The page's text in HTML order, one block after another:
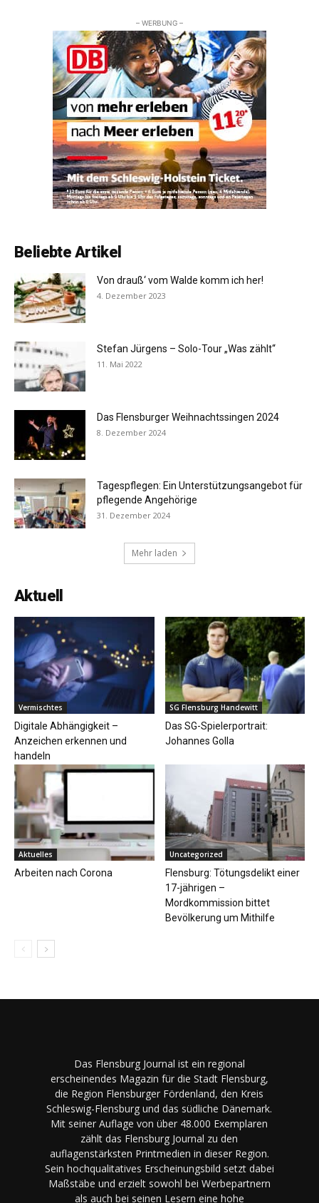
– WERBUNG –
Beliebte Artikel
Von drauß‘ vom Walde komm ich her!
4. Dezember 2023
Stefan Jürgens – Solo-Tour „Was zählt“
11. Mai 2022
Das Flensburger Weihnachtssingen 2024
8. Dezember 2024
Tagespflegen: Ein Unterstützungsangebot für
pflegende Angehörige
31. Dezember 2024
Mehr laden
Aktuell
Vermischtes
Digitale Abhängigkeit –
Anzeichen erkennen und
handeln
SG Flensburg Handewitt
Das SG-Spielerportrait:
Johannes Golla
Aktuelles
Arbeiten nach Corona
Uncategorized
Flensburg: Tötungsdelikt einer
17-jährigen –
Mordkommission bittet
Bevölkerung um Mithilfe
Das Flensburg Journal ist ein regional
erscheinendes Magazin für die Stadt Flensburg,
die Region Flensburger Fördenland, den Kreis
Schleswig-Flensburg und das südliche Dänemark.
Mit seiner Auflage von über 48.000 Exemplaren
zählt das Flensburg Journal zu den
auflagenstärksten Printmedien in dieser Region.
Sein hochqualitatives Erscheinungsbild setzt dabei
Maßstäbe und erzielt sowohl bei Werbepartnern
als auch bei seinen Lesern eine hohe